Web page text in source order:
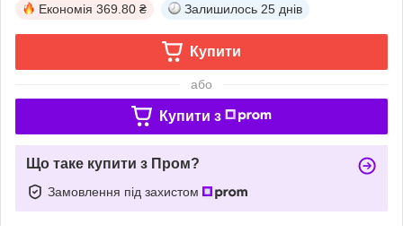
Економія 369.80 ₴ Залишилось 25 днів
Купити
або
Купити з
Що таке купити з Пром?
Замовлення під захистом